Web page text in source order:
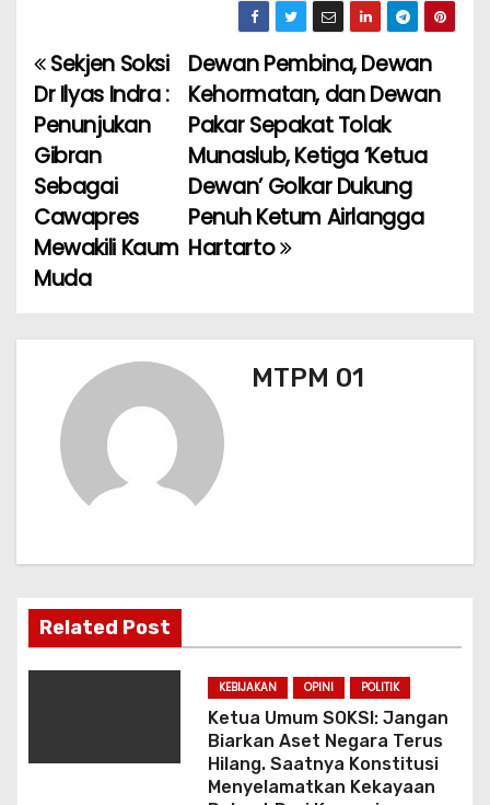
e
b
o
o
k
ts
A
p
p
l gr
a
m
ar
e
N
a
v
i
g
s
Dewan Pembina, Dewan
Kehormatan, dan Dewan
Pakar Sepakat Tolak
Munaslub, Ketiga ‘Ketua
Dewan’ Golkar Dukung
Penuh Ketum Airlangga
Hartarto
Sekjen Soksi
Dr Ilyas Indra :
Penunjukan
Gibran
Sebagai
Cawapres
Mewakili Kaum
Muda
MTPM 01
Related Post
KEBIJAKAN OPINI POLITIK
Ketua Umum SOKSI: Jangan
Biarkan Aset Negara Terus
Hilang. Saatnya Konstitusi
Menyelamatkan Kekayaan